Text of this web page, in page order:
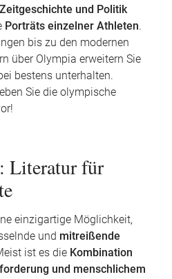
Zeitgeschichte und Politik
Porträts einzelner Athleten.
bis zu den modernen
über Olympia erweitern Sie
bestens unterhalten.
Sie die olympische
Literatur für
einzigartige Möglichkeit,
und mitreißende
ist es die Kombination
und menschlichem